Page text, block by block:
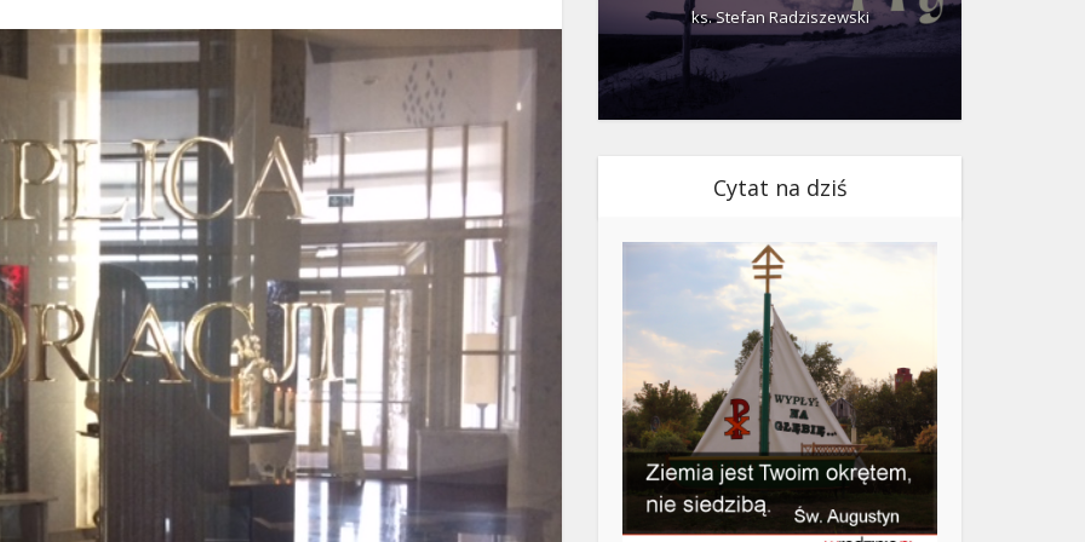
ks. Stefan Radziszewski
Cytat na dziś